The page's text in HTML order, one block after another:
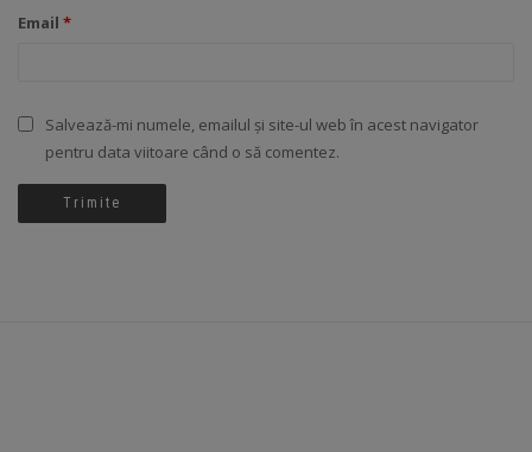
Email *
Salvează-mi numele, emailul și site-ul web în acest navigator
pentru data viitoare când o să comentez.